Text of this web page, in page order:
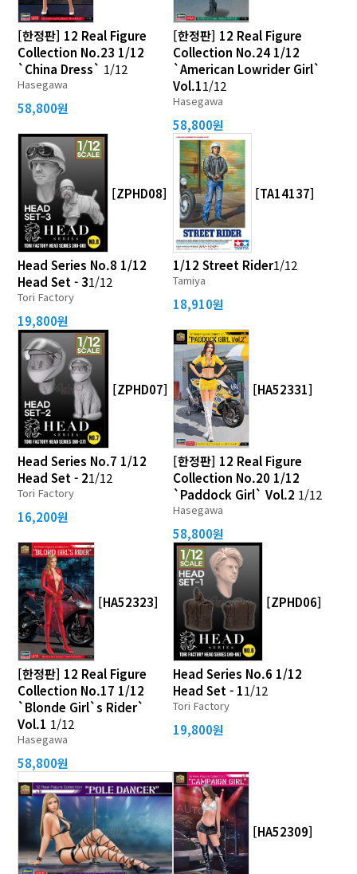
[한정판] 12 Real Figure
Collection No.23 1/12
`China Dress` 1/12
Hasegawa
58,800원
[한정판] 12 Real Figure
Collection No.24 1/12
`American Lowrider Girl`
Vol.11/12
Hasegawa
58,800원
[ZPHD08]
Head Series No.8 1/12
Head Set - 31/12
Tori Factory
19,800원
[TA14137]
1/12 Street Rider1/12
Tamiya
18,910원
[ZPHD07]
Head Series No.7 1/12
Head Set - 21/12
Tori Factory
16,200원
[HA52331]
[한정판] 12 Real Figure
Collection No.20 1/12
`Paddock Girl` Vol.2 1/12
Hasegawa
58,800원
[HA52323]
[한정판] 12 Real Figure
Collection No.17 1/12
`Blonde Girl`s Rider`
Vol.1 1/12
Hasegawa
58,800원
[ZPHD06]
Head Series No.6 1/12
Head Set - 11/12
Tori Factory
19,800원
[HA52309]